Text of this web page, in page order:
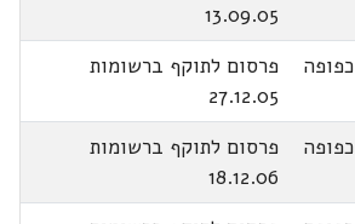
13.09.05
כפופה
פרסום לתוקף ברשומות
27.12.05
כפופה
פרסום לתוקף ברשומות
18.12.06